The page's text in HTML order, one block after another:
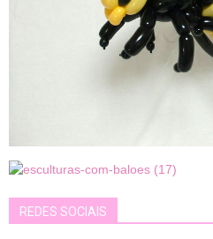
REDES SOCIAIS